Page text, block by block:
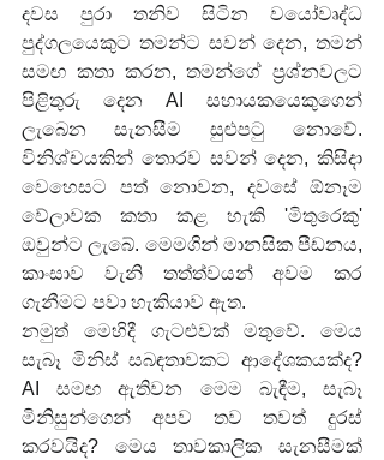
දවස පුරා තනිව සිටින වයෝවෘද්ධ
පුද්ගලයෙකුට තමන්ට සවන් දෙන, තමන්
සමඟ කතා කරන, තමන්ගේ ප්‍රශ්නවලට
පිළිතුරු දෙන AI සහායකයෙකුගෙන්
ලැබෙන සැනසීම සුළුපටු නොවේ.
විනිශ්චයකින් තොරව සවන් දෙන, කිසිදා
වෙහෙසට පත් නොවන, දවසේ ඕනෑම
වේලාවක කතා කළ හැකි 'මිතුරෙකු'
ඔවුන්ට ලැබේ. මෙමගින් මානසික පීඩනය,
කාංසාව වැනි තත්ත්වයන් අවම කර
ගැනීමට පවා හැකියාව ඇත.
නමුත් මෙහිදී ගැටළුවක් මතුවේ. මෙය
සැබෑ මිනිස් සබඳතාවකට ආදේශකයක්ද?
AI සමඟ ඇතිවන මෙම බැඳීම, සැබෑ
මිනිසුන්ගෙන් අපව තව තවත් දුරස්
කරවයිද? මෙය තාවකාලික සැනසීමක්